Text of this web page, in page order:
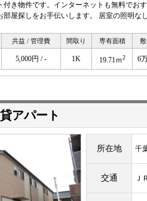
き物件です。インターネットも無料でお
屋探しをお手伝いします。 居室の照明な
共益 / 管理費 間取り 専有面積
5,000円 / - 1K 19.71ｍ2 6
アパート
所在地 千
交通 Ｊ